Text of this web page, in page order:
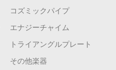
コズミックパイプ
エナジーチャイム
トライアングルプレート
その他楽器